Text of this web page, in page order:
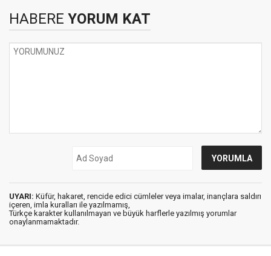
HABERE YORUM KAT
UYARI: Küfür, hakaret, rencide edici cümleler veya imalar, inançlara saldırı
içeren, imla kuralları ile yazılmamış,
Türkçe karakter kullanılmayan ve büyük harflerle yazılmış yorumlar
onaylanmamaktadır.